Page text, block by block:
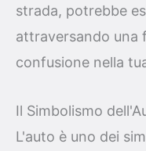
strada, potrebbe
attraversando una
confusione nella
Il Simbolismo
L'auto è uno dei